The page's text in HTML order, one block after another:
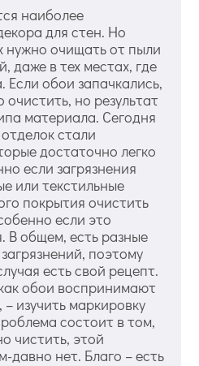
наиболее
для стен. Но
нужно очищать от пыли
даже в тех местах, где
Если обои запачкались,
но результат
материала. Сегодня
стали
достаточно легко
если загрязнения
или текстильные
покрытия очистить
если это
В общем, есть разные
поэтому
есть свой рецепт.
обои воспринимают
изучить маркировку
состоит в том,
чистить, этой
давно нет. Благо – есть